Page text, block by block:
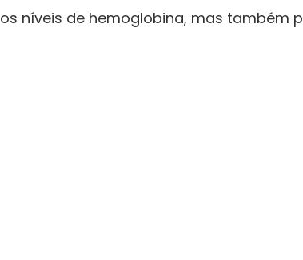
os níveis de hemoglobina, mas também